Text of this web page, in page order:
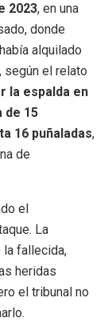
2023, en una
donde
alquilado
según el relato
la espalda en
de 15
16 puñaladas,
de
el
La
la fallecida,
heridas
el tribunal no